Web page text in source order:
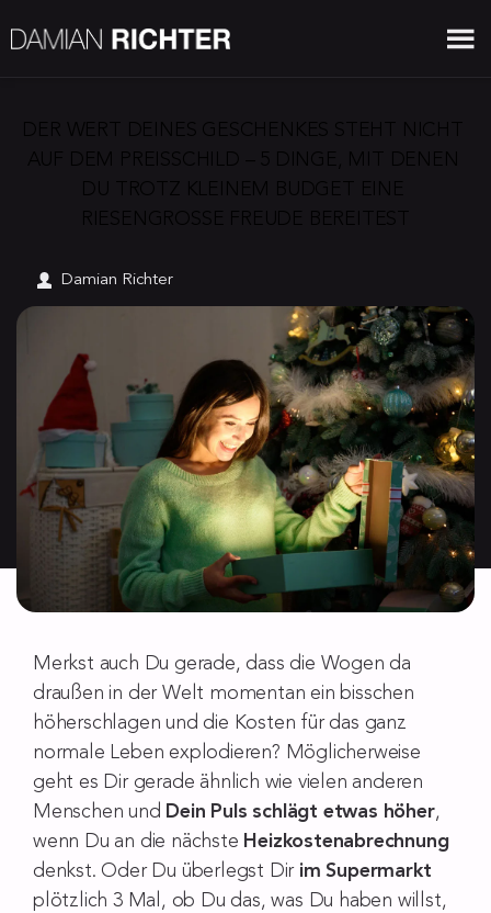
Damian Richter
Merkst auch Du gerade, dass die Wogen da
draußen in der Welt momentan ein bisschen
höherschlagen und die Kosten für das ganz
normale Leben explodieren? Möglicherweise
geht es Dir gerade ähnlich wie vielen anderen
Menschen und Dein Puls schlägt etwas höher,
wenn Du an die nächste Heizkostenabrechnung
denkst. Oder Du überlegst Dir im Supermarkt
plötzlich 3 Mal, ob Du das, was Du haben willst,